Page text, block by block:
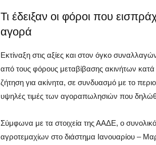
Τι έδειξαν οι φόροι που
αγορά
Εκτίναξη στις αξίες και στον όγκο
από τους φόρους μεταβίβασης ακινήτων
ζήτηση για ακίνητα, σε συνδυασμό με το
υψηλές τιμές των αγοραπωλησιών που
Σύμφωνα με τα στοιχεία της ΑΑΔΕ, ο
αγροτεμαχίων στο διάστημα Ιανουαρίου –